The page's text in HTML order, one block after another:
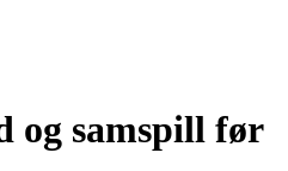
og samspill før